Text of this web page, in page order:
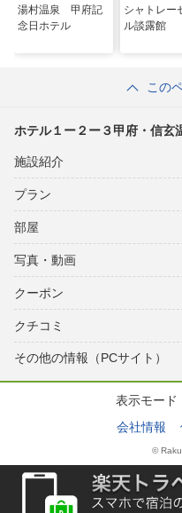
湯村温泉 甲府記
念日ホテル
シャトレー
ル談露館
この
ホテル１ー２ー３甲府・信玄
施設紹介
プラン
部屋
写真・動画
クーポン
クチコミ
その他の情報（PCサイト）
表示モード
会社情報
©